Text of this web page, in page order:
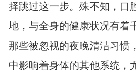
择跳过这一步。殊不知，口
地，与全身的健康状况有着
那些被忽视的夜晚清洁习惯
中影响着身体的其他系统，